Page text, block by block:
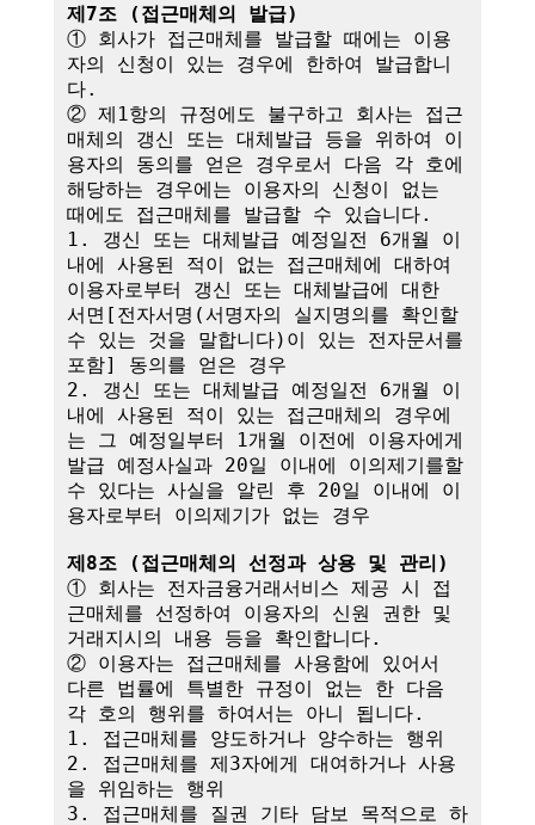
제7조 (접근매체의 발급)
① 회사가 접근매체를 발급할 때에는 이용
자의 신청이 있는 경우에 한하여 발급합니
다.
② 제1항의 규정에도 불구하고 회사는 접근
매체의 갱신 또는 대체발급 등을 위하여 이
용자의 동의를 얻은 경우로서 다음 각 호에
해당하는 경우에는 이용자의 신청이 없는
때에도 접근매체를 발급할 수 있습니다.
1. 갱신 또는 대체발급 예정일전 6개월 이
내에 사용된 적이 없는 접근매체에 대하여
이용자로부터 갱신 또는 대체발급에 대한
서면[전자서명(서명자의 실지명의를 확인할
수 있는 것을 말합니다)이 있는 전자문서를
포함] 동의를 얻은 경우
2. 갱신 또는 대체발급 예정일전 6개월 이
내에 사용된 적이 있는 접근매체의 경우에
는 그 예정일부터 1개월 이전에 이용자에게
발급 예정사실과 20일 이내에 이의제기를할
수 있다는 사실을 알린 후 20일 이내에 이
용자로부터 이의제기가 없는 경우
제8조 (접근매체의 선정과 상용 및 관리)
① 회사는 전자금융거래서비스 제공 시 접
근매체를 선정하여 이용자의 신원 권한 및
거래지시의 내용 등을 확인합니다.
② 이용자는 접근매체를 사용함에 있어서
다른 법률에 특별한 규정이 없는 한 다음
각 호의 행위를 하여서는 아니 됩니다.
1. 접근매체를 양도하거나 양수하는 행위
2. 접근매체를 제3자에게 대여하거나 사용
을 위임하는 행위
3. 접근매체를 질권 기타 담보 목적으로 하